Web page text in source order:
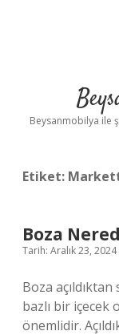
Beysanmobilya ile
Etiket:
Boza
Tarih: Aralık 23, 2024
Boza
bazlı bir içecek
önemlidir.